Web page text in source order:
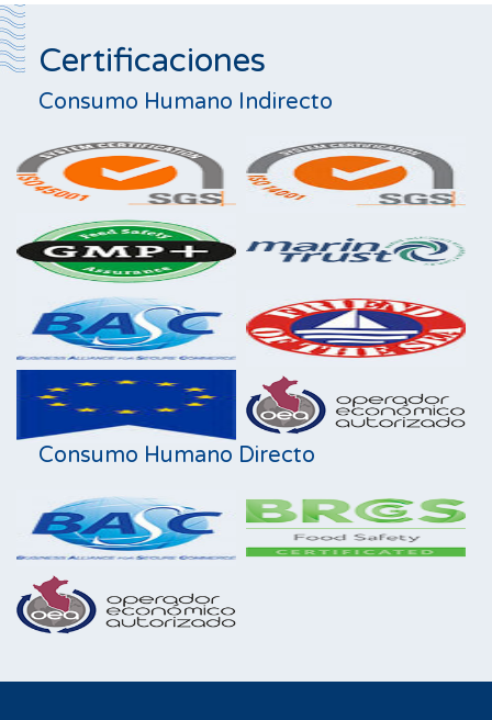
Certificaciones
Consumo Humano Indirecto
Consumo Humano Directo